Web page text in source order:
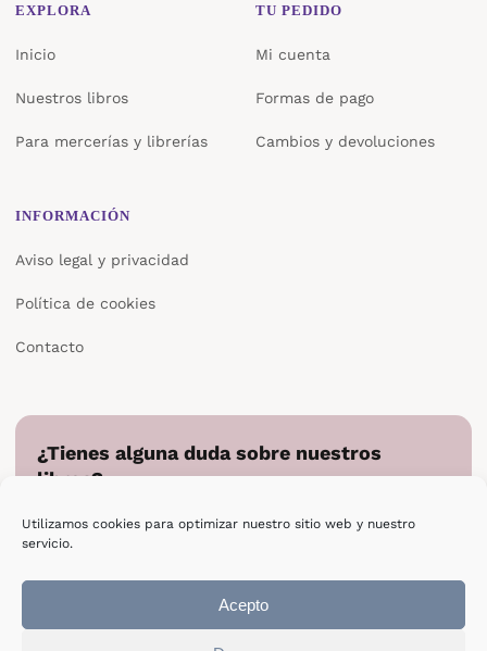
Utilizamos cookies para optimizar nuestro sitio web y nuestro
servicio.
Acepto
EXPLORA
Inicio
Nuestros libros
Para mercerías y librerías
TU PEDIDO
Mi cuenta
Formas de pago
Cambios y devoluciones
INFORMACIÓN
Aviso legal y privacidad
Política de cookies
Contacto
¿Tienes alguna duda sobre nuestros
libros?
directamente.
Escribir a Epsilon